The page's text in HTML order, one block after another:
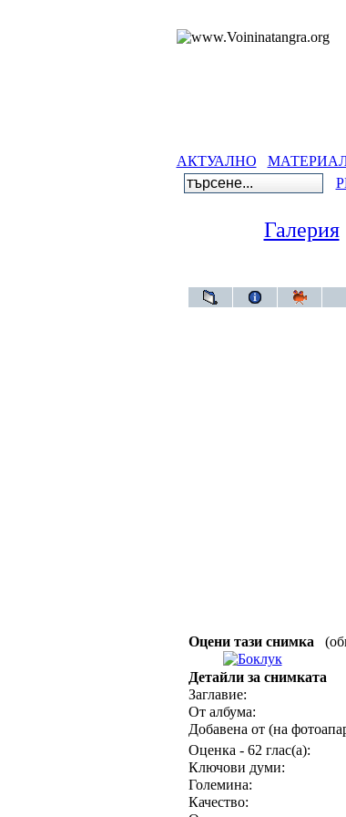
АКТУАЛНО
Галерия
Оцени тази снимка
Детайли за снимката
Заглавие:
От албума:
Добавена от (на
Оценка - 62 глас(а):
Ключови думи:
Големина:
Качество: